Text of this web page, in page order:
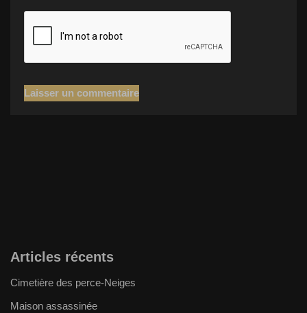
Articles récents
Cimetière des perce-Neiges
Maison assassinée